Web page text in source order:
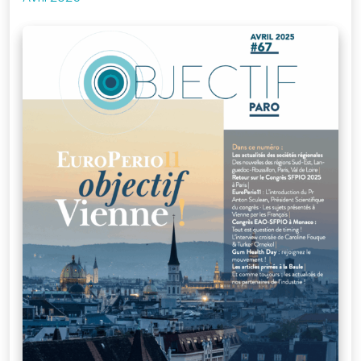
à mon compte
Mot de passe
Devenir
membre
de la SFPIO
Rejoignez-